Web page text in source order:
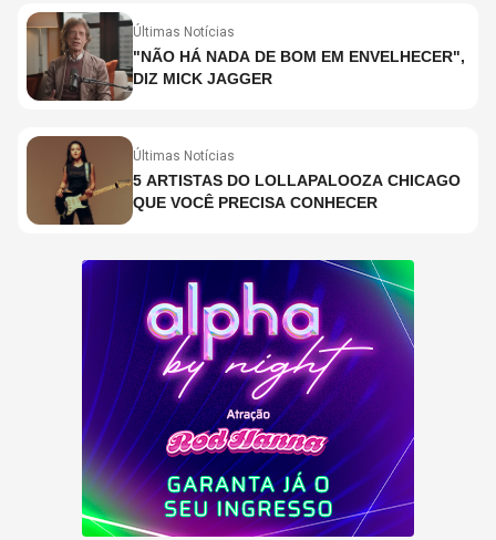
Últimas Notícias
"NÃO HÁ NADA DE BOM EM ENVELHECER",
DIZ MICK JAGGER
Últimas Notícias
5 ARTISTAS DO LOLLAPALOOZA CHICAGO
QUE VOCÊ PRECISA CONHECER